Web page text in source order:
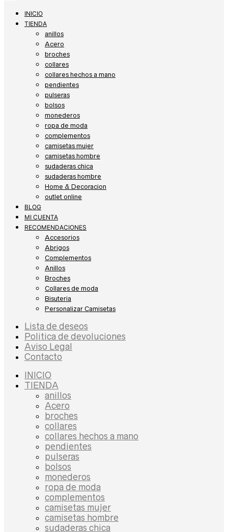
INICIO
TIENDA
anillos
Acero
broches
collares
collares hechos a mano
pendientes
pulseras
bolsos
monederos
ropa de moda
complementos
camisetas mujer
camisetas hombre
sudaderas chica
sudaderas hombre
Home & Decoracion
outlet online
BLOG
MI CUENTA
RECOMENDACIONES
Accesorios
Abrigos
Complementos
Anillos
Broches
Collares de moda
Bisuteria
Personalizar Camisetas
Lista de deseos
Politica de devoluciones
Aviso Legal
Contacto
INICIO
TIENDA
anillos
Acero
broches
collares
collares hechos a mano
pendientes
pulseras
bolsos
monederos
ropa de moda
complementos
camisetas mujer
camisetas hombre
sudaderas chica